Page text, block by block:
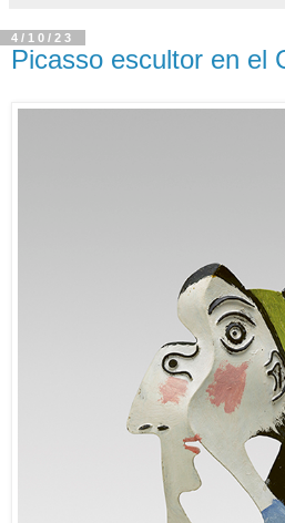
4/10/23
Picasso escultor en el